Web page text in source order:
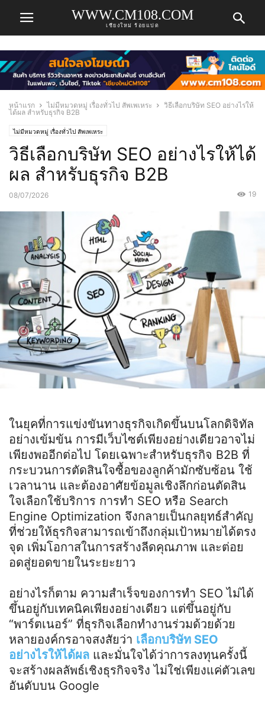
WWW.CM108.COM
เชียงใหม่ ร้อยแปด
หน้าแรก ไม่มีหมวดหมู่ เรื่องทั่วไป สัพเพเหระ
วิธีเลือกบริษัท SEO อย่างไรให้
ได้ผล สำหรับธุรกิจ B2B
ไม่มีหมวดหมู่ เรื่องทั่วไป สัพเพเหระ
วิธีเลือกบริษัท SEO อย่างไรให้ได้
ผล สำหรับธุรกิจ B2B
08/07/2026 19
ในยุคที่การแข่งขันทางธุรกิจเกิดขึ้นบนโลกดิจิทัล
อย่างเข้มข้น การมีเว็บไซต์เพียงอย่างเดียวอาจไม่
เพียงพออีกต่อไป โดยเฉพาะสำหรับธุรกิจ B2B ที่
กระบวนการตัดสินใจซื้อของลูกค้ามักซับซ้อน ใช้
เวลานาน และต้องอาศัยข้อมูลเชิงลึกก่อนตัดสิน
ใจเลือกใช้บริการ การทำ SEO หรือ Search
Engine Optimization จึงกลายเป็นกลยุทธ์สำคัญ
ที่ช่วยให้ธุรกิจสามารถเข้าถึงกลุ่มเป้าหมายได้ตรง
จุด เพิ่มโอกาสในการสร้างลีดคุณภาพ และต่อย
อดสู่ยอดขายในระยะยาว
อย่างไรก็ตาม ความสำเร็จของการทำ SEOไม่ได้
ขึ้นอยู่กับเทคนิคเพียงอย่างเดียว แต่ขึ้นอยู่กับ
“พาร์ตเนอร์” ที่ธุรกิจเลือกทำงานร่วมด้วยด้วย
หลายองค์กรอาจสงสัยว่า เลือกบริษัท SEO
อย่างไรให้ได้ผล และมั่นใจได้ว่าการลงทุนครั้งนี้
จะสร้างผลลัพธ์เชิงธุรกิจจริง ไม่ใช่เพียงแค่ตัวเลข
อันดับบน Google